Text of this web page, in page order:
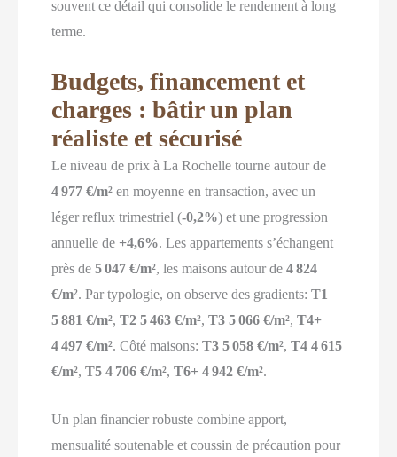
souvent ce détail qui consolide le rendement à long
terme.
Budgets, financement et
charges : bâtir un plan
réaliste et sécurisé
Le niveau de prix à La Rochelle tourne autour de
4 977 €/m² en moyenne en transaction, avec un
léger reflux trimestriel (-0,2%) et une progression
annuelle de +4,6%. Les appartements s’échangent
près de5 047 €/m², les maisons autour de4 824
€/m². Par typologie, on observe des gradients:T1
5 881 €/m²,T2 5 463 €/m²,T3 5 066 €/m²,T4+
4 497 €/m². Côté maisons:T3 5 058 €/m²,T4 4 615
€/m²,T5 4 706 €/m²,T6+ 4 942 €/m².
Un plan financier robuste combine apport,
mensualité soutenable et coussin de précaution pour